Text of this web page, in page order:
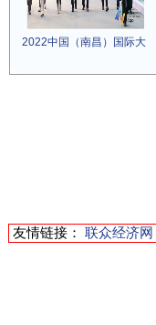
2022中国（南昌）国际大
友情链接： 联众经济网